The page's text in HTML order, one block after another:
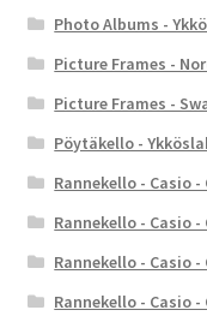
Photo Albums -
Picture Frames -
Picture Frames -
Pöytäkello -
Rannekello - Casio -
Rannekello - Casio
Rannekello - Casio -
Rannekello - Casio